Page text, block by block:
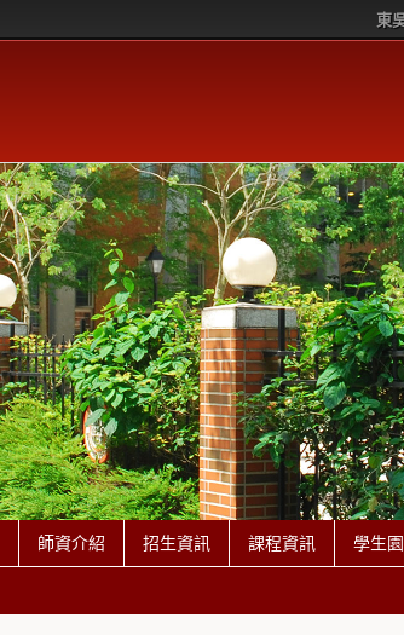
東
師資介紹 招生資訊 課程資訊 學生